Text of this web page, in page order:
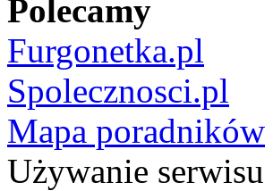
Polecamy
Furgonetka.pl
Spolecznosci.pl
Mapa poradników
Używanie